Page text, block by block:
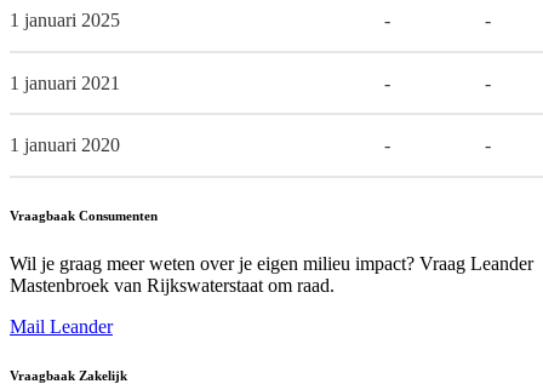
1 januari 2025 - -
1 januari 2021 - -
1 januari 2020 - -
Vraagbaak Consumenten
Wil je graag meer weten over je eigen milieu impact? Vraag Leander
Mastenbroek van Rijkswaterstaat om raad.
Mail Leander
Vraagbaak Zakelijk